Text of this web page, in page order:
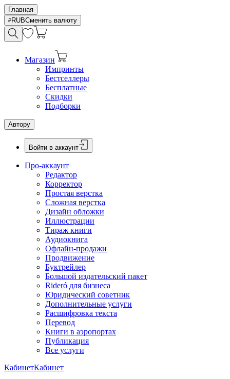
Главная
RUBСменить валюту
Магазин
Импринты
Бестселлеры
Бесплатные
Скидки
Подборки
Автору
Войти в аккаунт
Про-аккаунт
Редактор
Корректор
Простая верстка
Сложная верстка
Дизайн обложки
Иллюстрации
Тираж книги
Аудиокнига
Офлайн-продажи
Продвижение
Буктрейлер
Большой издательский пакет
Rideró для бизнеса
Юридический советник
Дополнительные услуги
Расшифровка текста
Перевод
Книги в аэропортах
Публикация
Все услуги
КабинетКабинет